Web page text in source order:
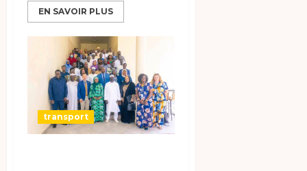
EN SAVOIR PLUS
transport